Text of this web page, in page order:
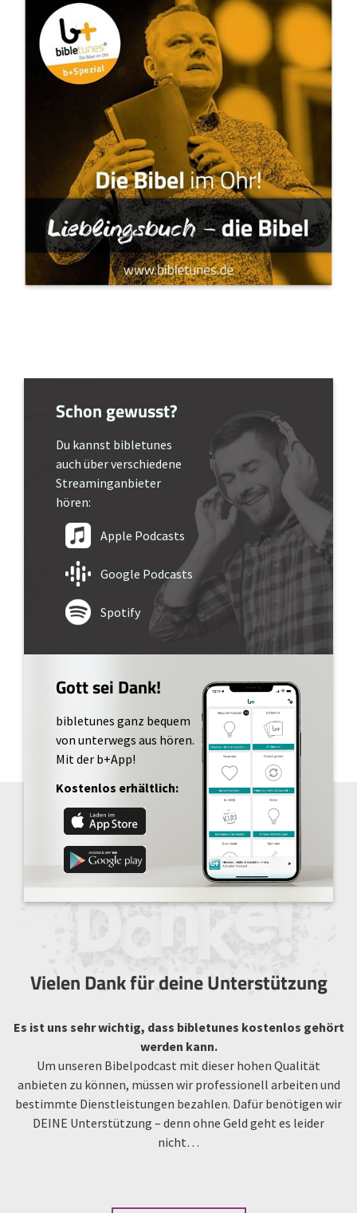
Schon gewusst?
Du kannst bibletunes
auch über verschiedene
Streaminganbieter
hören:
Apple Podcasts
Google Podcasts
Spotify
Gott sei Dank!
bibletunes ganz bequem
von unterwegs aus hören.
Mit der b+App!
Kostenlos erhältlich:
Vielen Dank für deine Unterstützung
Es ist uns sehr wichtig, dass bibletunes kostenlos gehört
werden kann.
Um unseren Bibelpodcast mit dieser hohen Qualität
anbieten zu können, müssen wir professionell arbeiten und
bestimmte Dienstleistungen bezahlen. Dafür benötigen wir
DEINE Unterstützung – denn ohne Geld geht es leider
nicht…